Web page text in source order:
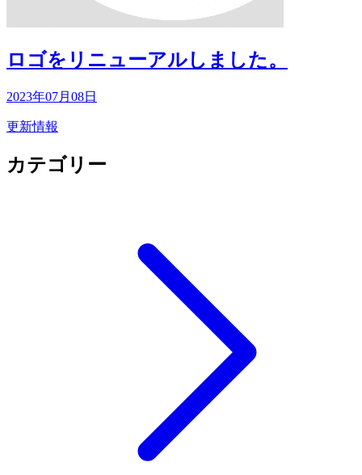
ロゴをリニューアルしました。
2023年07月08日
更新情報
カテゴリー